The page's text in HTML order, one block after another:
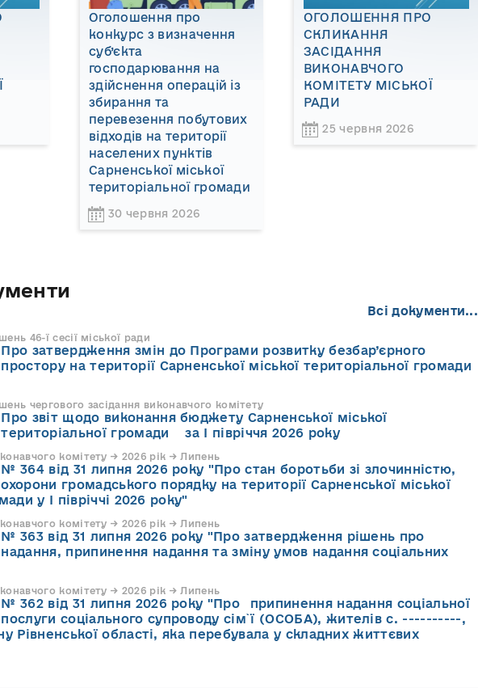
Оголошення про
конкурс з визначення
суб’єкта
господарювання на
здійснення операцій із
збирання та
перевезення побутових
відходів на території
населених пунктів
Сарненської міської
територіальної громади
30 червня 2026
ОГОЛОШЕННЯ ПРО
СКЛИКАННЯ
ЗАСІДАННЯ
ВИКОНАВЧОГО
КОМІТЕТУ МІСЬКОЇ
РАДИ
25 червня 2026
Всі документи...
46-ї сесії міської ради
Про затвердження змін до Програми розвитку безбар’єрного
простору на території Сарненської міської територіальної громади
чергового засідання виконавчого комітету
Про звіт щодо виконання бюджету Сарненської міської
територіальної громади за І півріччя 2026 року
комітету → 2026 рік → Липень
№ 364 від 31 липня 2026 року "Про стан боротьби зі злочинністю,
охорони громадського порядку на території Сарненської міської
у І півріччі 2026 року"
комітету → 2026 рік → Липень
№ 363 від 31 липня 2026 року "Про затвердження рішень про
надання, припинення надання та зміну умов надання соціальних
комітету → 2026 рік → Липень
№ 362 від 31 липня 2026 року "Про припинення надання соціальної
послуги соціального супроводу cім`ї (ОСОБА), жителів с. ----------,
Рівненської області, яка перебувала у складних життєвих